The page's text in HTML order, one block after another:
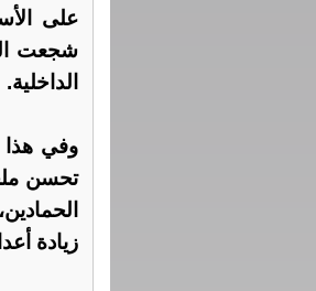
على
شجعت
الداخلية.
وفي
تحسن
زيادة